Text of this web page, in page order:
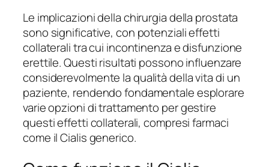
Le implicazioni della chirurgia della prostata
sono significative, con potenziali effetti
collaterali tra cui incontinenza e disfunzione
erettile. Questi risultati possono influenzare
considerevolmente la qualità della vita di un
paziente, rendendo fondamentale esplorare
varie opzioni di trattamento per gestire
questi effetti collaterali, compresi farmaci
come il Cialis generico.